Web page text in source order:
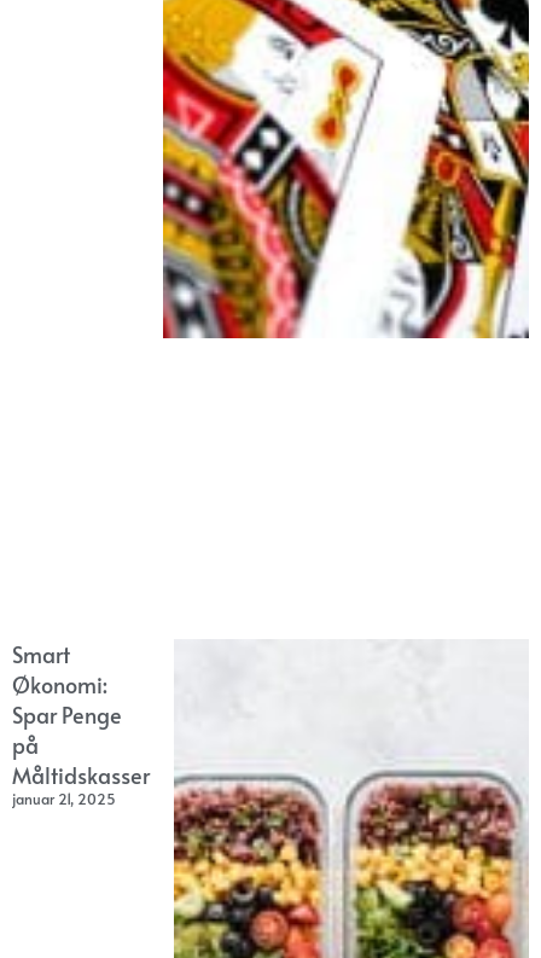
Smart
Økonomi:
Spar Penge
på
Måltidskasser
januar 21, 2025